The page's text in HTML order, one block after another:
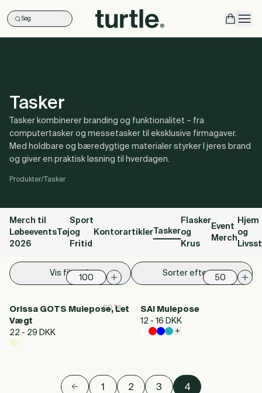
Søg
Tasker
Tasker kombinerer branding og funktionalitet – fra
computertasker og messetasker til eksklusive firmagaver.
Med holdbare og bæredygtige materialer styrker I jeres brand
og giver en praktisk løsning til hverdagen.
Produkter/ Tasker
Merch til
Løbeevents
2026
Tøj
Sport
og
Fritid
Kontorartikler Tasker
Flasker
og
Krus
Event
Merch
Hjem
og
Vis filter Sorter efter
GOTS
Orissa GOTS Mulepose, Let
Vægt
22 - 29 DKK
SAI Mulepose
12 - 16 DKK
+
1 2 3 4